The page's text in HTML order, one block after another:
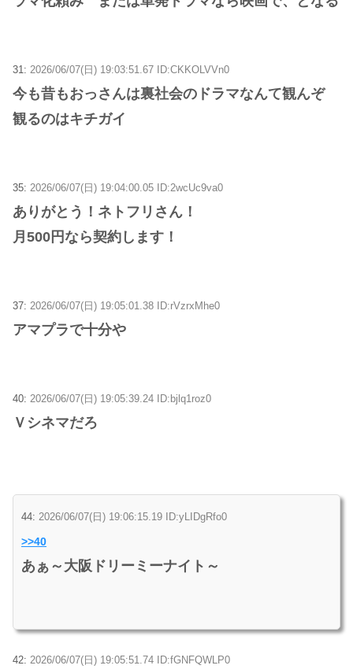
31: 2026/06/07(日) 19:03:51.67 ID:CKKOLVVn0
今も昔もおっさんは裏社会のドラマなんて観んぞ
観るのはキチガイ
35: 2026/06/07(日) 19:04:00.05 ID:2wcUc9va0
ありがとう！ネトフリさん！
月500円なら契約します！
37: 2026/06/07(日) 19:05:01.38 ID:rVzrxMhe0
アマプラで十分や
40: 2026/06/07(日) 19:05:39.24 ID:bjlq1roz0
Ｖシネマだろ
44: 2026/06/07(日) 19:06:15.19 ID:yLIDgRfo0
>>40
あぁ～大阪ドリーミーナイト～
42: 2026/06/07(日) 19:05:51.74 ID:fGNFQWLP0